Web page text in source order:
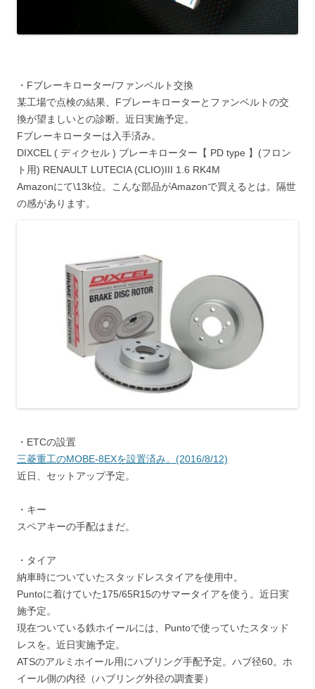
・Fブレーキローター/ファンベルト交換
某工場で点検の結果、Fブレーキローターとファンベルトの交
換が望ましいとの診断。近日実施予定。
Fブレーキローターは入手済み。
DIXCEL ( ディクセル ) ブレーキローター【 PD type 】(フロン
ト用) RENAULT LUTECIA (CLIO)III 1.6 RK4M
Amazonにて\13k位。こんな部品がAmazonで買えるとは。隔世
の感があります。
・ETCの設置
三菱重工のMOBE-8EXを設置済み。(2016/8/12)
近日、セットアップ予定。
・キー
スペアキーの手配はまだ。
・タイア
納車時についていたスタッドレスタイアを使用中。
Puntoに着けていた175/65R15のサマータイアを使う。近日実
施予定。
現在ついている鉄ホイールには、Puntoで使っていたスタッド
レスを。近日実施予定。
ATSのアルミホイール用にハブリング手配予定。ハブ径60。ホ
イール側の内径（ハブリング外径の調査要）